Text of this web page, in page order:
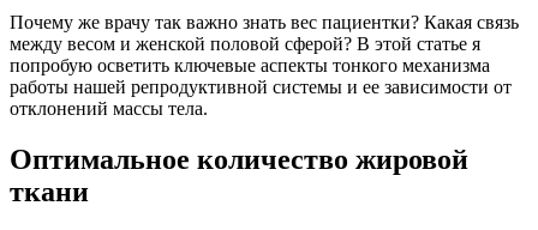
Почему же врачу так важно знать вес пациентки? Какая связь
между весом и женской половой сферой? В этой статье я
попробую осветить ключевые аспекты тонкого механизма
работы нашей репродуктивной системы и ее зависимости от
отклонений массы тела.
Оптимальное количество жировой
ткани